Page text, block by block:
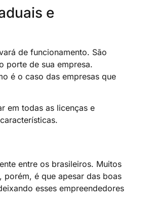
e
de funcionamento. São
porte de sua empresa.
é o caso das empresas que
em todas as licenças e
entre os brasileiros. Muitos
é que apesar das boas
esses empreendedores